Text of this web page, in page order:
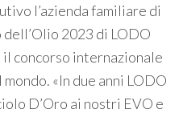
l’azienda familiare di
2023 di LODO
il concorso internazionale
«In due anni LODO
D’Oro ai nostri EVO e